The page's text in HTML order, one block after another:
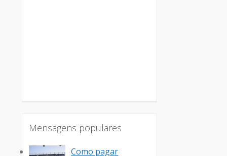
Mensagens populares
Como pagar